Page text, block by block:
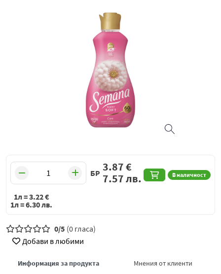
БР В наличност
3.87€
7.57лв.
1л =3.22€
1л =6.30лв.
0/5 (0 гласа)
Добави в любими
Информация за продукта
Мнения от клиенти